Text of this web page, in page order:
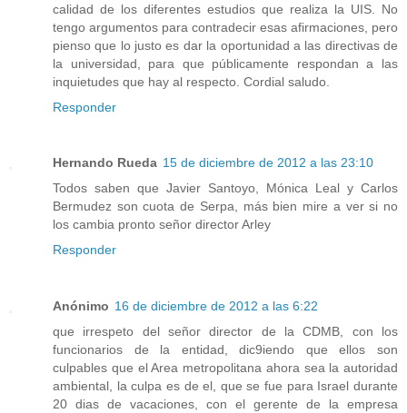
calidad de los diferentes estudios que realiza la UIS. No
tengo argumentos para contradecir esas afirmaciones, pero
pienso que lo justo es dar la oportunidad a las directivas de
la universidad, para que públicamente respondan a las
inquietudes que hay al respecto. Cordial saludo.
Responder
Hernando Rueda 15 de diciembre de 2012 a las 23:10
Todos saben que Javier Santoyo, Mónica Leal y Carlos
Bermudez son cuota de Serpa, más bien mire a ver si no
los cambia pronto señor director Arley
Responder
Anónimo 16 de diciembre de 2012 a las 6:22
que irrespeto del señor director de la CDMB, con los
funcionarios de la entidad, dic9iendo que ellos son
culpables que el Area metropolitana ahora sea la autoridad
ambiental, la culpa es de el, que se fue para Israel durante
20 dias de vacaciones, con el gerente de la empresa